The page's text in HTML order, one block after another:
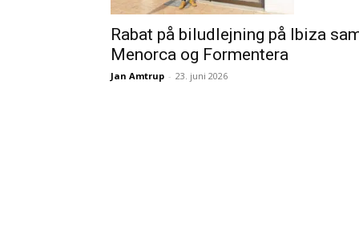
Rabat på biludlejning på Ibiza
Menorca og Formentera
Jan Amtrup - 23. juni 2026